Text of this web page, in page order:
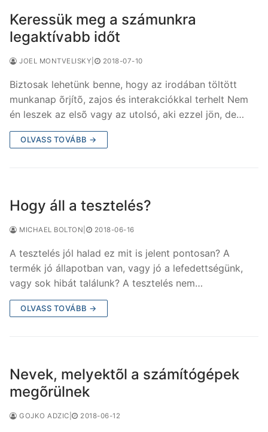
Keressük meg a számunkra
legaktívabb időt
JOEL MONTVELISKY 2018-07-10
Biztosak lehetünk benne, hogy az irodában töltött
munkanap õrjítõ, zajos és interakciókkal terhelt Nem
én leszek az elsõ vagy az utolsó, aki ezzel jön, de…
OLVASS TOVÁBB →
Hogy áll a tesztelés?
MICHAEL BOLTON 2018-06-16
A tesztelés jól halad ez mit is jelent pontosan? A
termék jó állapotban van, vagy jó a lefedettségünk,
vagy sok hibát találunk? A tesztelés nem…
OLVASS TOVÁBB →
Nevek, melyektõl a számítógépek
megõrülnek
GOJKO ADZIC 2018-06-12